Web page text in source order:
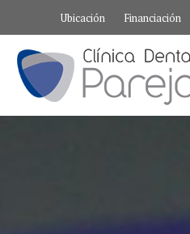
contenido
Ubicación Financiación